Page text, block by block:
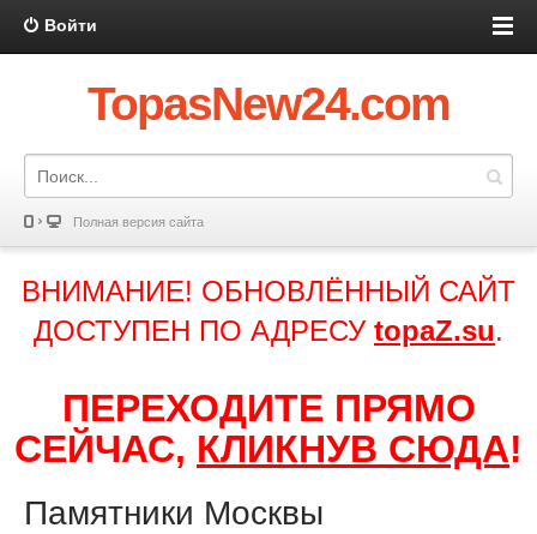
Войти
TopasNew24.com
Полная версия сайта
ВНИМАНИЕ! ОБНОВЛЁННЫЙ САЙТ
ДОСТУПЕН ПО АДРЕСУ topaZ.su.
ПЕРЕХОДИТЕ ПРЯМО
СЕЙЧАС, КЛИКНУВ СЮДА!
Памятники Москвы